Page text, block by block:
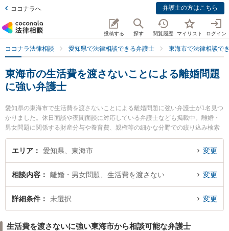
ココナラへ 弁護士の方はこちら
投稿する 探す 閲覧履歴 マイリスト ログイン
ココナラ法律相談 愛知県で法律相談できる弁護士 東海市で法律相談で
東海市の生活費を渡さないことによる離婚問題
に強い弁護士
愛知県の東海市で生活費を渡さないことによる離婚問題に強い弁護士が1名見つ
かりました。休日面談や夜間面談に対応している弁護士なども掲載中。離婚・
男女問題に関係する財産分与や養育費、親権等の細かな分野での絞り込み検索
もでき便利です。特にいろは法律事務所の林 佳宏弁護士のプロフィール情報や
弁護士費用、強みなどが注目されています。『東海市で土日や夜間に発生した
の弁護士を検索したい』『初回相談無料で生活費を渡さないことによる離婚問
題を法律相談できる東海市内の弁護士に相談予約したい』などでお困りの相談
者さんにおすすめです。
エリア 愛知県、東海市 変更
相談内容 離婚・男女問題、生活費を渡さない 変更
詳細条件 未選択 変更
生活費を渡さないに強い東海市から相談可能な弁護士